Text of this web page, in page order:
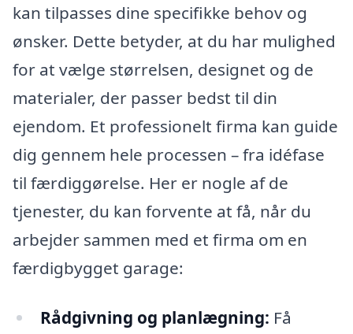
kan tilpasses dine specifikke behov og
ønsker. Dette betyder, at du har mulighed
for at vælge størrelsen, designet og de
materialer, der passer bedst til din
ejendom. Et professionelt firma kan guide
dig gennem hele processen – fra idéfase
til færdiggørelse. Her er nogle af de
tjenester, du kan forvente at få, når du
arbejder sammen med et firma om en
færdigbygget garage:
Rådgivning og planlægning: Få